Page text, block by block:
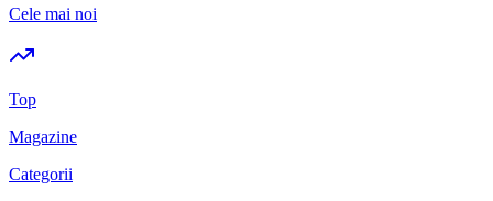
Cele mai noi
Top
Magazine
Categorii